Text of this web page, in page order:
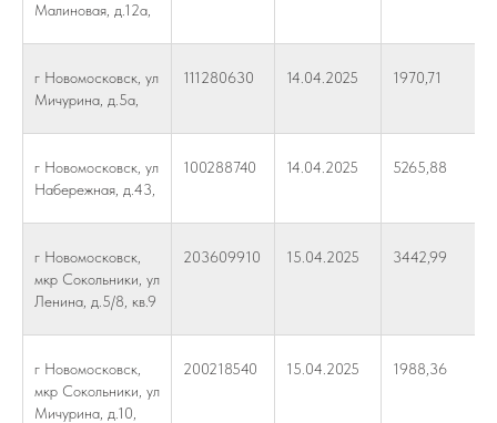
Малиновая, д.12а,
г Новомосковск, ул
Мичурина, д.5а,
111280630 14.04.2025 1970,71
г Новомосковск, ул
Набережная, д.43,
100288740 14.04.2025 5265,88
г Новомосковск,
мкр Сокольники, ул
Ленина, д.5/8, кв.9
203609910 15.04.2025 3442,99
г Новомосковск,
мкр Сокольники, ул
Мичурина, д.10,
200218540 15.04.2025 1988,36